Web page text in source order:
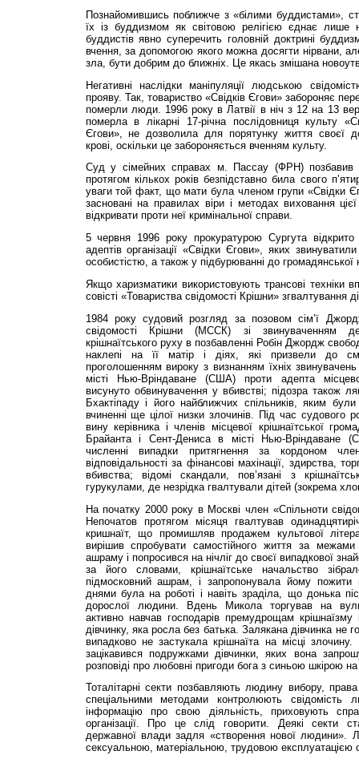
Познайомившись поближче з «білими буддистами»,
їх із буддизмом як світовою релігією єднає лише
буддистів явно суперечить головній доктрині
вчення, за допомогою якого можна досягти нірвани,
зла, бути добрим до ближніх. Це якась змішана
Негативні наслідки маніпуляції людською
прояву. Так, товариство «Свідків Єгови» забороняє
померли люди. 1996 року в Латвії в ніч з 12 на 13
померла в лікарні 17-річна послідовниця культу
Єгови», не дозволила для порятунку життя своєї
крові, оскільки це забороняється вченням культу.
Суд у сімейних справах м. Пассау (ФРН) позбавив
протягом кількох років безпідставно била свого
уваги той факт, що мати була членом групи «Свідки
засновані на правилах віри і методах виховання
відкривати проти неї кримінальної справи.
5 червня 1996 року прокуратурою Сургута
адептів організації «Свідки Єгови», яких
особистістю, а також у підбурюванні до громадянської
Якщо харизматики використовують трансові техніки
совісті «Товариства свідомості Крішни» згвалтування
1984 року судовий розгляд за позовом сім’ї
свідомості Крішни (МССК) зі звинуваченням
крішнаїтського руху в позбавленні Робін Джордж
наклепі на її матір і діях, які призвели до
проголошенням вироку з визнанням їхніх
місті Нью-Вріндаване (США) проти адепта
висунуто обвинувачення у вбивстві; підозра також
Бхактіпаду і його найближчих спільників, яким
вчиненні ще цілої низки злочинів. Під час судового
вину керівника і членів місцевої крішнаїтської
Брайанта і Сент-Дениса в місті Нью-Вріндаване
численні випадки притягнення за кордоном
відповідальності за фінансові махінації, здирства,
вбивства; відомі скандали, пов’язані з
гурукулами, де незрідка гвалтували дітей (зокрема
На початку 2000 року в Москві член «Спільноти
Непочатов протягом місяця гвалтував
кришнаїт, що промишляв продажем культової
вирішив спробувати самостійного життя за межами
ашраму і попросився на нічліг до своєї випадкової
за його словами, крішнаїтське начальство
підмосковний ашрам, і запропонувала йому пожити
днями була на роботі і навіть зраділа, що донька
дорослої людини. Вдень Микола торгував на
активно навчав господарів премудрощам
дівчинку, яка росла без батька. Залякана дівчинка не
випадково не застукала крішнаїта на місці
зацікавився подружками дівчинки, яких вона
розповіді про любовні пригоди бога з синьою шкірою на
Тоталітарні секти позбавляють людину вибору,
спеціальними методами контролюють
інформацію про свою діяльність, приховують
організації. Про це слід говорити. Деякі секти
державної влади задля «створення нової людини».
сексуальною, матеріальною, трудовою експлуатацією